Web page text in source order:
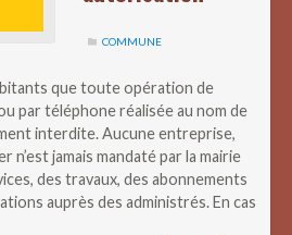
COMMUNE
que toute opération de
par téléphone réalisée au nom de
interdite. Aucune entreprise,
n’est jamais mandaté par la mairie
des travaux, des abonnements
auprès des administrés. En cas